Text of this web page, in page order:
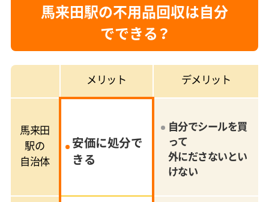
馬来田駅の不用品回収は自分
でできる？
メリット デメリット
馬来田
駅の
自治体
安価に処分で
きる
自分でシールを買
って
外にださないとい
けない